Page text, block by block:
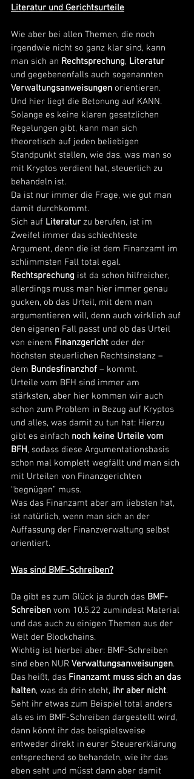
Literatur und Gerichtsurteile
Wie aber bei allen Themen, die noch
irgendwie nicht so ganz klar sind, kann
man sich an Rechtsprechung, Literatur
und gegebenenfalls auch sogenannten
Verwaltungsanweisungen orientieren.
Und hier liegt die Betonung auf KANN.
Solange es keine klaren gesetzlichen
Regelungen gibt, kann man sich
theoretisch auf jeden beliebigen
Standpunkt stellen, wie das, was man so
mit Kryptos verdient hat, steuerlich zu
behandeln ist.
Da ist nur immer die Frage, wie gut man
damit durchkommt.
Sich auf Literatur zu berufen, ist im
Zweifel immer das schlechteste
Argument, denn die ist dem Finanzamt im
schlimmsten Fall total egal.
Rechtsprechung ist da schon hilfreicher,
allerdings muss man hier immer genau
gucken, ob das Urteil, mit dem man
argumentieren will, denn auch wirklich auf
den eigenen Fall passt und ob das Urteil
von einem Finanzgericht oder der
höchsten steuerlichen Rechtsinstanz –
dem Bundesfinanzhof – kommt.
Urteile vom BFH sind immer am
stärksten, aber hier kommen wir auch
schon zum Problem in Bezug auf Kryptos
und alles, was damit zu tun hat: Hierzu
gibt es einfach noch keine Urteile vom
BFH, sodass diese Argumentationsbasis
schon mal komplett wegfällt und man sich
mit Urteilen von Finanzgerichten
“begnügen” muss.
Was das Finanzamt aber am liebsten hat,
ist natürlich, wenn man sich an der
Auffassung der Finanzverwaltung selbst
orientiert.
Was sind BMF-Schreiben?
Da gibt es zum Glück ja durch das BMF-
Schreiben vom 10.5.22 zumindest Material
und das auch zu einigen Themen aus der
Welt der Blockchains.
Wichtig ist hierbei aber: BMF-Schreiben
sind eben NUR Verwaltungsanweisungen.
Das heißt, das Finanzamt muss sich an das
halten, was da drin steht, ihr aber nicht.
Seht ihr etwas zum Beispiel total anders
als es im BMF-Schreiben dargestellt wird,
dann könnt ihr das beispielsweise
entweder direkt in eurer Steuererklärung
entsprechend so behandeln, wie ihr das
eben seht und müsst dann aber damit